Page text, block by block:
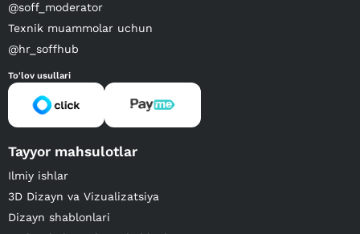
@soff_moderator
Texnik muammolar uchun
@hr_soffhub
To'lov usullari
Tayyor mahsulotlar
Ilmiy ishlar
3D Dizayn va Vizualizatsiya
Dizayn shablonlari